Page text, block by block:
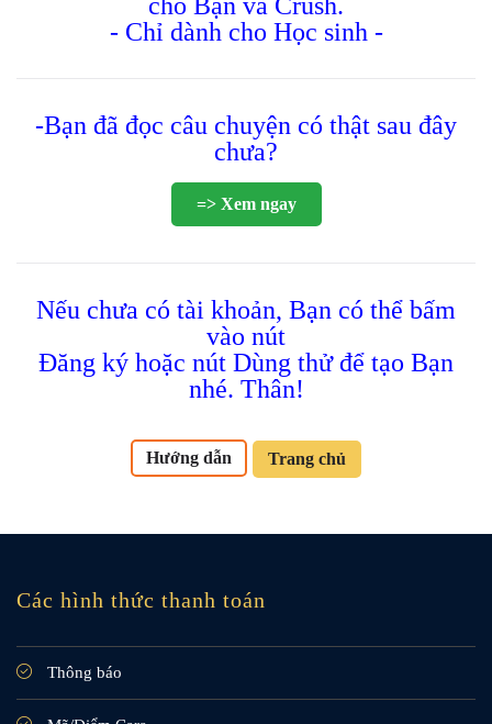
- Chỉ dành cho Học sinh -
-Bạn đã đọc câu chuyện có thật sau đây
chưa?
=> Xem ngay
Nếu chưa có tài khoản, Bạn có thể bấm
vào nút
Đăng ký hoặc nút Dùng thử để tạo Bạn
nhé. Thân!
Hướng dẫn Trang chủ
Các hình thức thanh toán
Thông báo